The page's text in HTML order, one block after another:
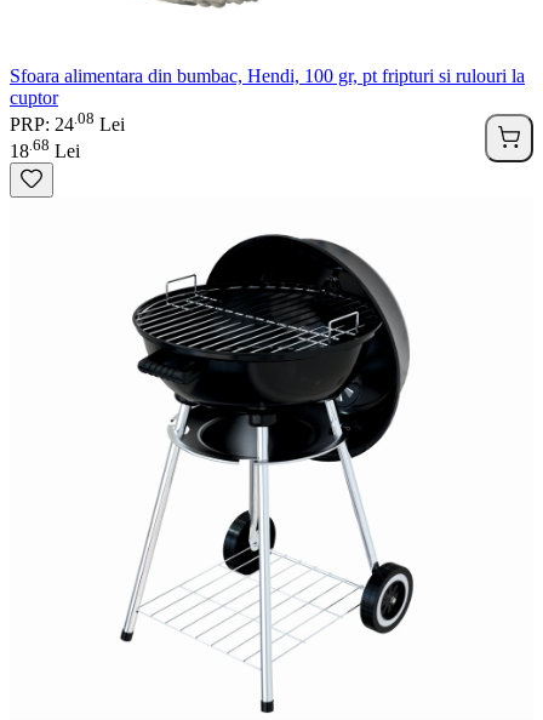
Sfoara alimentara din bumbac, Hendi, 100 gr, pt fripturi si rulouri la
cuptor
PRP: 24 08 Lei
18 68 Lei